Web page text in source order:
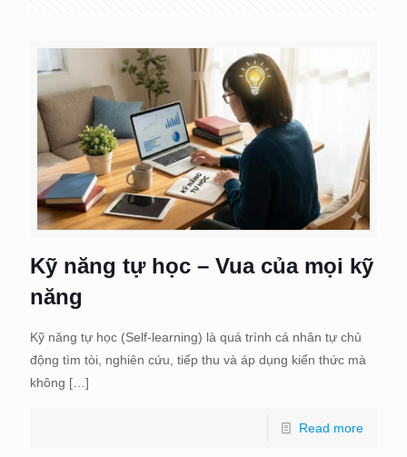
Kỹ năng tự học – Vua của mọi kỹ
năng
Kỹ năng tự học (Self-learning) là quá trình cá nhân tự chủ
động tìm tòi, nghiên cứu, tiếp thu và áp dụng kiến thức mà
không […]
Read more